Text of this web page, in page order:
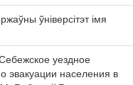
ўніверсітэт імя
уездное
эвакуации населения в